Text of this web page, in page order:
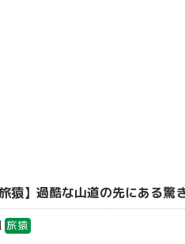
旅猿】過酷な山道の先にある
旅猿